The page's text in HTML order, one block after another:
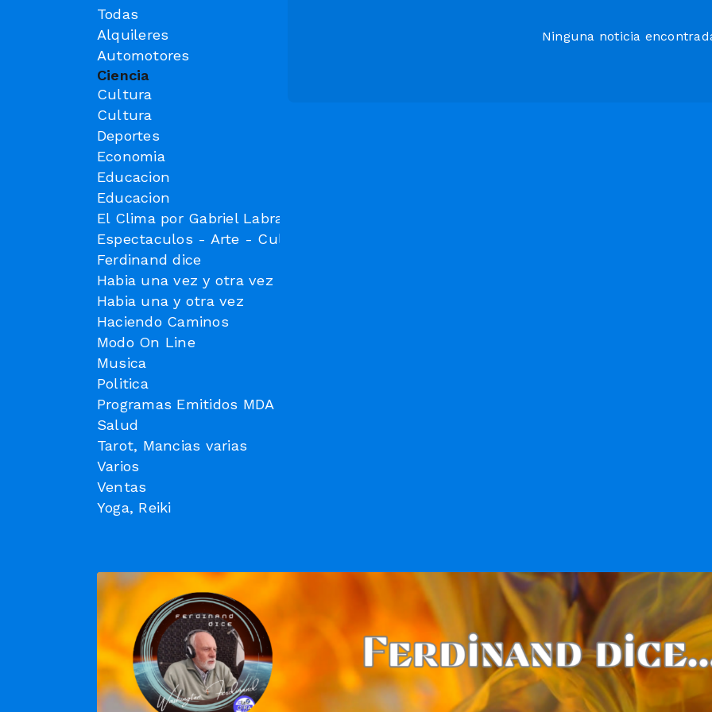
Todas
Alquileres
Automotores
Ciencia
Cultura
Cultura
Deportes
Economia
Educacion
Educacion
El Clima por Gabriel Labrador Tec. Meteorologo
Espectaculos - Arte - Cultura
Ferdinand dice
Habia una vez y otra vez
Habia una y otra vez
Haciendo Caminos
Modo On Line
Musica
Politica
Programas Emitidos MDA
Salud
Tarot, Mancias varias
Varios
Ventas
Yoga, Reiki
Ninguna noticia